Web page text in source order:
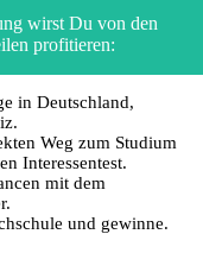
wirst Du von den
profitieren:
in Deutschland,
Weg zum Studium
Interessentest.
mit dem
und gewinne.